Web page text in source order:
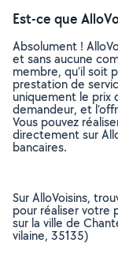
Est-ce que
Absolument !
et sans aucune
membre, qu’il soit
prestation de
uniquement le prix
demandeur, et
Vous pouvez
directement sur
bancaires.
Sur AlloVoisins,
pour réaliser votre
sur la ville de
vilaine, 35135)